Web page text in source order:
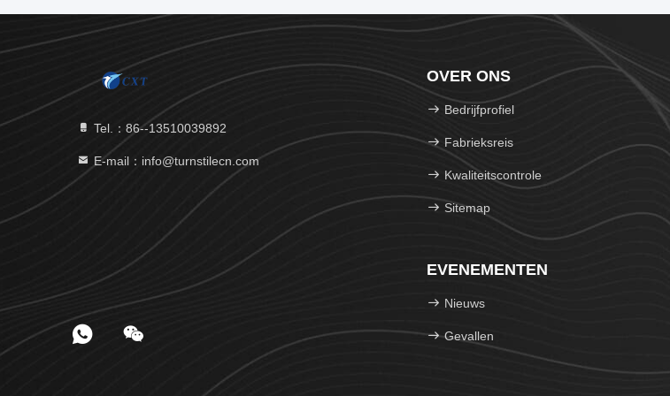
Tel.：86--13510039892
E-mail：info@turnstilecn.com
OVER ONS
Bedrijfprofiel
Fabrieksreis
Kwaliteitscontrole
Sitemap
EVENEMENTEN
Nieuws
Gevallen